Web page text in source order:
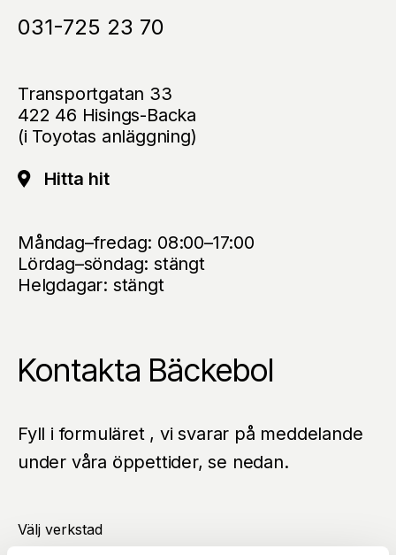
031-725 23 70
Transportgatan 33
422 46 Hisings-Backa
(i Toyotas anläggning)
Hitta hit
Måndag–fredag: 08:00–17:00
Lördag–söndag: stängt
Helgdagar: stängt
Kontakta Bäckebol
Fyll i formuläret , vi svarar på meddelande
under våra öppettider, se nedan.
Välj verkstad